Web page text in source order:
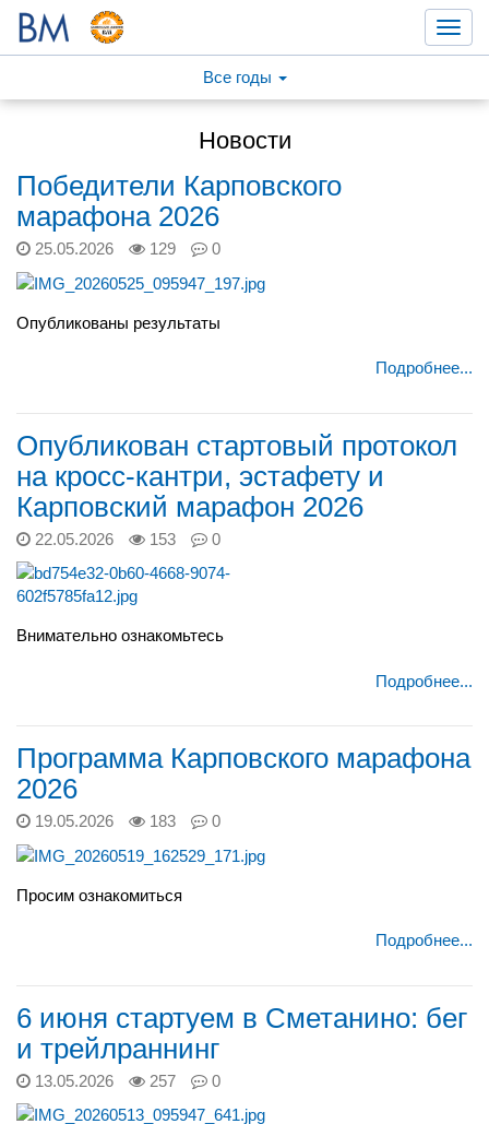
Все годы
Новости
Победители Карповского
марафона 2026
25.05.2026 129 0
Опубликованы результаты
Подробнее...
Опубликован стартовый протокол
на кросс-кантри, эстафету и
Карповский марафон 2026
22.05.2026 153 0
Внимательно ознакомьтесь
Подробнее...
Программа Карповского марафона
2026
19.05.2026 183 0
Просим ознакомиться
Подробнее...
6 июня стартуем в Сметанино: бег
и трейлраннинг
13.05.2026 257 0